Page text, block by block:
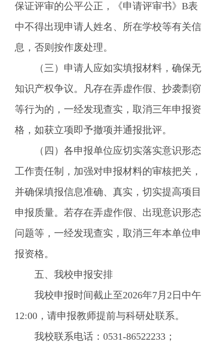
保证评审的公平公正，《申请评审书》B表
中不得出现申请人姓名、所在学校等有关信
息，否则按作废处理。
（三）申请人应如实填报材料，确保无
知识产权争议。凡存在弄虚作假、抄袭剽窃
等行为的，一经发现查实，取消三年申报资
格，如获立项即予撤项并通报批评。
（四）各申报单位应切实落实意识形态
工作责任制，加强对申报材料的审核把关，
并确保填报信息准确、真实，切实提高项目
申报质量。若存在弄虚作假、出现意识形态
问题等，一经发现查实，取消三年本单位申
报资格。
五、我校申报安排
我校申报时间截止至2026年7月2日中午
12:00，请申报教师提前与科研处联系。
我校联系电话：0531-86522233；